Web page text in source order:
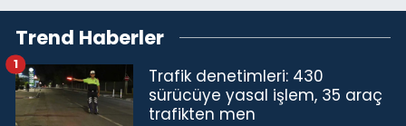
Trend Haberler
Trafik denetimleri: 430
sürücüye yasal işlem, 35 araç
trafikten men
1